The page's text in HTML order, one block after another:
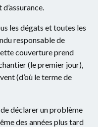
les dégats et toutes les
responsable de
couverture prend
(le premier jour),
(d’où le terme de
déclarer un problème
des années plus tard